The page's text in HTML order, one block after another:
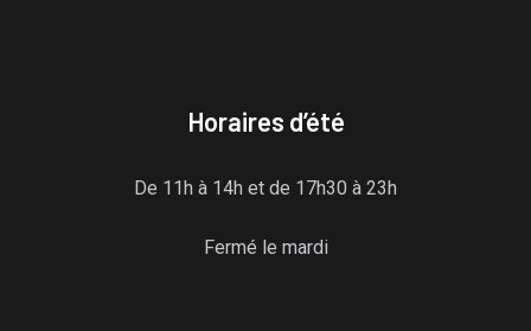
Horaires d’été
De 11h à 14h et de 17h30 à 23h
Fermé le mardi